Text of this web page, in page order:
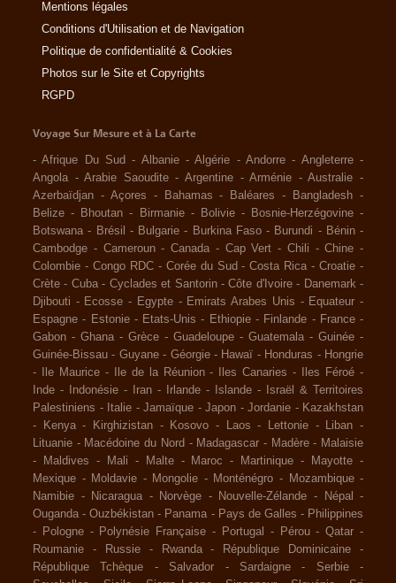
Mentions légales
Conditions d'Utilisation et de Navigation
Politique de confidentialité & Cookies
Photos sur le Site et Copyrights
RGPD
Voyage Sur Mesure et à La Carte
-Afrique Du Sud - Albanie -Algérie -Andorre - Angleterre -
Angola -Arabie Saoudite -Argentine -Arménie -Australie -
Azerbaïdjan - Açores - Bahamas - Baléares - Bangladesh -
Belize - Bhoutan - Birmanie - Bolivie - Bosnie-Herzégovine -
Botswana - Brésil - Bulgarie - Burkina Faso - Burundi - Bénin -
Cambodge - Cameroun - Canada - Cap Vert - Chili -Chine -
Colombie - Congo RDC - Corée du Sud -Costa Rica -Croatie -
Crète - Cuba - Cyclades et Santorin -Côte d'Ivoire - Danemark -
Djibouti - Ecosse - Egypte - Emirats Arabes Unis - Equateur -
Espagne - Estonie - Etats-Unis - Ethiopie - Finlande - France -
Gabon - Ghana - Grèce - Guadeloupe - Guatemala - Guinée -
Guinée-Bissau - Guyane - Géorgie - Hawaï - Honduras - Hongrie
-
Ile Maurice - Ile de la Réunion - Iles Canaries - Iles Féroé -
Inde - Indonésie - Iran - Irlande - Islande -
Israël & Territoires
Palestiniens - Italie - Jamaïque - Japon - Jordanie - Kazakhstan
-
Kenya - Kirghizistan - Kosovo - Laos - Lettonie - Liban -
Lituanie - Macédoine du Nord - Madagascar - Madère - Malaisie
-
Maldives - Mali - Malte - Maroc - Martinique - Mayotte -
Mexique - Moldavie - Mongolie - Monténégro - Mozambique -
Namibie - Nicaragua - Norvège - Nouvelle-Zélande - Népal
-
Ouganda -Ouzbékistan - Panama - Pays de Galles - Philippines
-
Pologne - Polynésie Française - Portugal - Pérou -Qatar -
Roumanie
- Russie - Rwanda - République Dominicaine
-
République Tchèque
- Salvador - Sardaigne - Serbie
-